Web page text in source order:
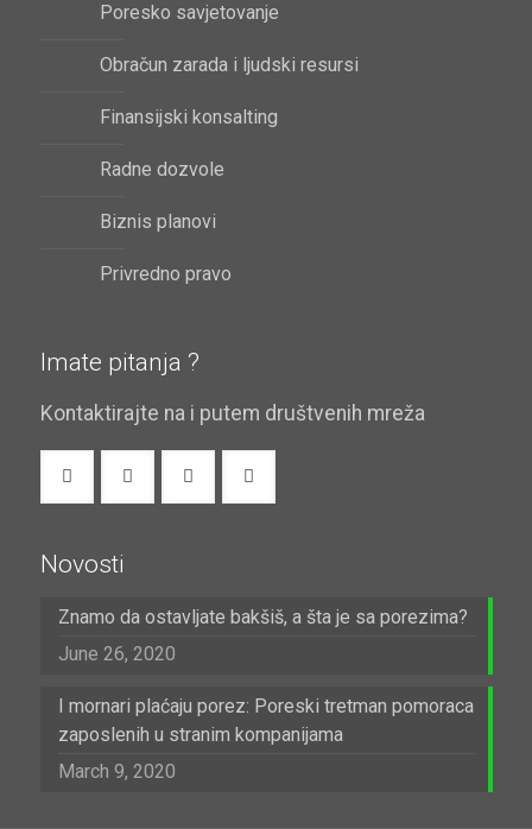
Poresko savjetovanje
Obračun zarada i ljudski resursi
Finansijski konsalting
Radne dozvole
Biznis planovi
Privredno pravo
Imate pitanja ?
Kontaktirajte na i putem društvenih mreža
Novosti
Znamo da ostavljate bakšiš, a šta je sa porezima?
June 26, 2020
I mornari plaćaju porez: Poreski tretman pomoraca
zaposlenih u stranim kompanijama
March 9, 2020